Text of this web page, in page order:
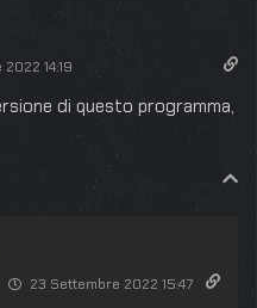
14:19
di questo programma,
23 Settembre 2022 15:47